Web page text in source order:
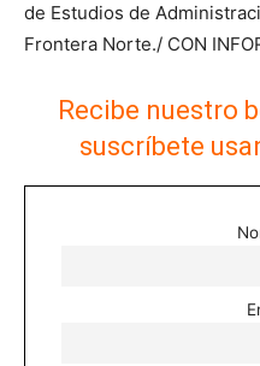
de Estudios de
Frontera Norte./ CON
Recibe nuestro
suscríbete